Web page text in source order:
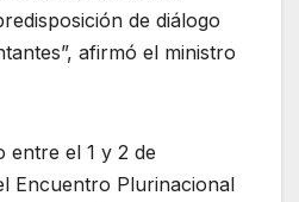
de diálogo
afirmó el ministro
entre el 1 y 2 de
Encuentro Plurinacional